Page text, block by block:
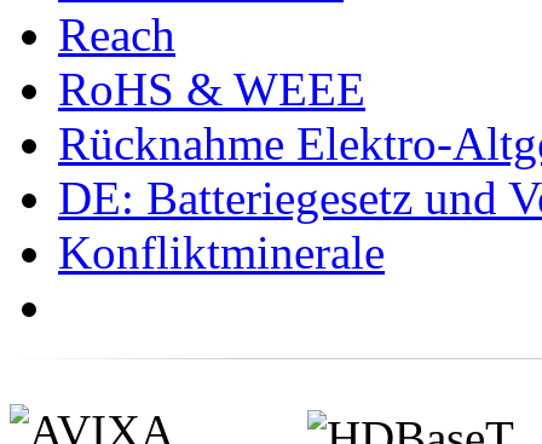
Reach
RoHS & WEEE
Rücknahme Elektro-
DE: Batteriegesetz und
Konfliktminerale